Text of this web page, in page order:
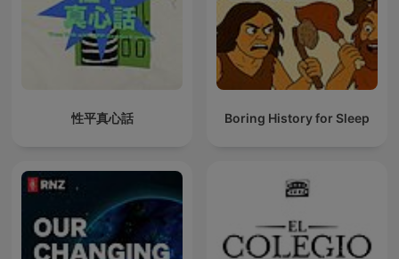
性平真心話 Boring History for Sleep